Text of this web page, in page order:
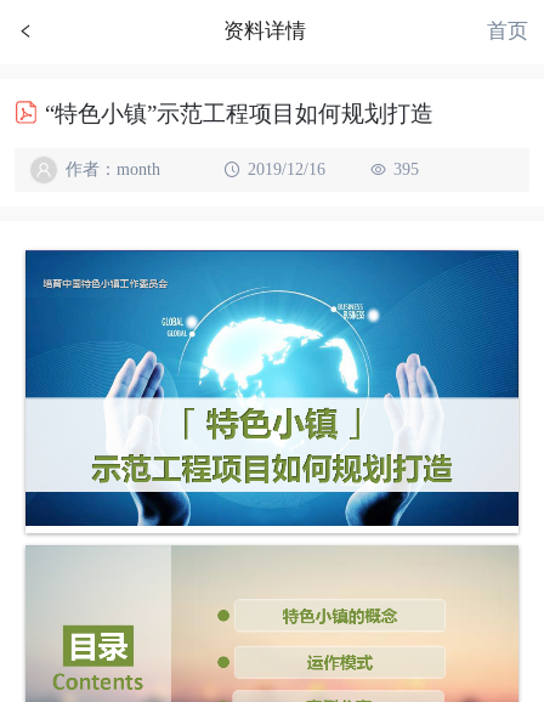
资料详情 首页
“特色小镇”示范工程项目如何规划打造
作者：month 2019/12/16 395